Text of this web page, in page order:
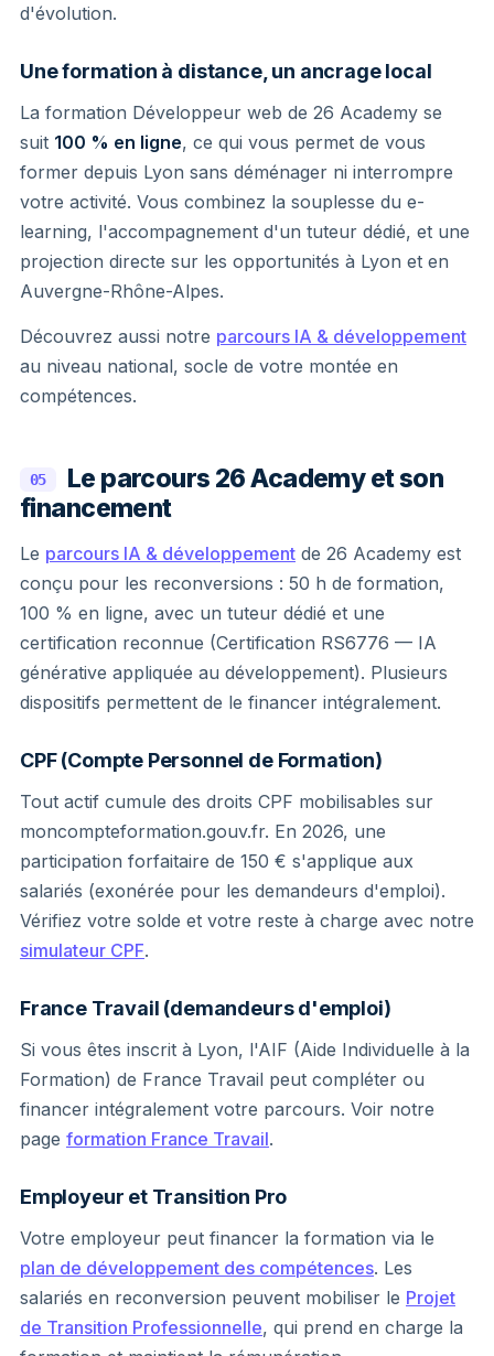
d'évolution.
Une formation à distance, un ancrage local
La formation Développeur web de 26 Academy se
suit 100 % en ligne, ce qui vous permet de vous
former depuis Lyon sans déménager ni interrompre
votre activité. Vous combinez la souplesse du e-
learning, l'accompagnement d'un tuteur dédié, et une
projection directe sur les opportunités à Lyon et en
Auvergne-Rhône-Alpes.
Découvrez aussi notre parcours IA & développement
au niveau national, socle de votre montée en
compétences.
05
Le parcours 26 Academy et son
financement
Le parcours IA & développement de 26 Academy est
conçu pour les reconversions : 50 h de formation,
100 % en ligne, avec un tuteur dédié et une
certification reconnue (Certification RS6776 — IA
générative appliquée au développement). Plusieurs
dispositifs permettent de le financer intégralement.
CPF (Compte Personnel de Formation)
Tout actif cumule des droits CPF mobilisables sur
moncompteformation.gouv.fr. En 2026, une
participation forfaitaire de 150 € s'applique aux
salariés (exonérée pour les demandeurs d'emploi).
Vérifiez votre solde et votre reste à charge avec notre
simulateur CPF.
France Travail (demandeurs d'emploi)
Si vous êtes inscrit à Lyon, l'AIF (Aide Individuelle à la
Formation) de France Travail peut compléter ou
financer intégralement votre parcours. Voir notre
page formation France Travail.
Employeur et Transition Pro
Votre employeur peut financer la formation via le
plan de développement des compétences. Les
salariés en reconversion peuvent mobiliser le Projet
de Transition Professionnelle, qui prend en charge la